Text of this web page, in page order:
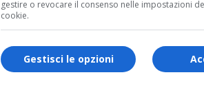
vergognoso e frutto di pregiudizi,
ECONOMIA & LAVORO 2 anni fa
Concorso docenti di
gestire o revocare il consenso nelle impostazioni
cookie.
Gestisci le opzioni